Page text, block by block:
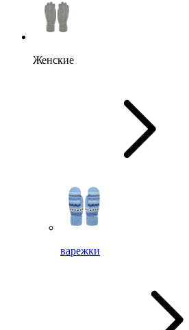
Женские
варежки